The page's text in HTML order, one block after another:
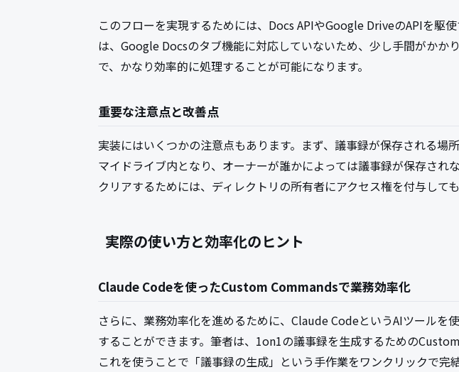
このフローを実現するためには、Docs APIやGoogle DriveのAPIを駆
は、Google Docsのタブ機能に対応していないため、少し手間がかか
で、かなり効率的に処理することが可能になります。
重要な注意点と改善点
実装にはいくつかの注意点もあります。まず、議事録が保存される場
マイドライブ内となり、オーナーが誰かによっては議事録が保存され
クリアするためには、ディレクトリの所有者にアクセス権を付与して
実際の使い方と効率化のヒント
Claude Codeを使ったCustom Commandsで業務効率化
さらに、業務効率化を進めるために、Claude CodeというAIツールを
することができます。筆者は、1on1の議事録を生成するための
これを使うことで「議事録の生成」という手作業をワンクリックで完